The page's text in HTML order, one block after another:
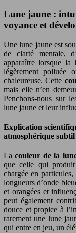
Lune jaune :
voyance et
Une lune jaune est
de clarté mentale,
apparaître lorsque la
légèrement polluée
chaleureuse. Cette
mais elle n’en
Penchons-nous sur
lune jaune et leur
Explication
atmosphérique
Lacouleur de la
que celle qui
chargée en
longueurs d’onde
et orangées et
peut également
douce et propice à
rarement une lune
qui entre en jeu, un